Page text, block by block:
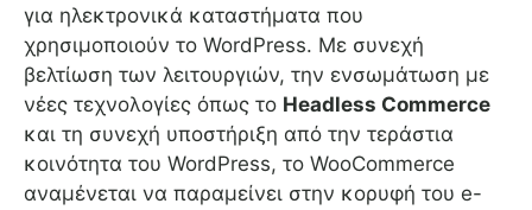
για ηλεκτρονικά καταστήματα που
χρησιμοποιούν το WordPress. Με συνεχή
βελτίωση των λειτουργιών, την ενσωμάτωση με
νέες τεχνολογίες όπως το Headless Commerce
και τη συνεχή υποστήριξη από την τεράστια
κοινότητα του WordPress, το WooCommerce
αναμένεται να παραμείνει στην κορυφή του e-